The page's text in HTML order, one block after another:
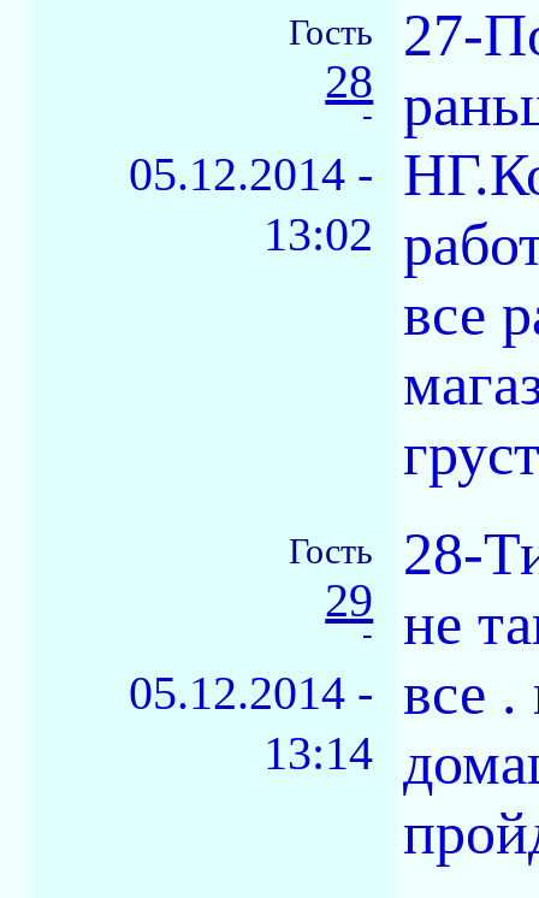
Гость
28
-
05.12.2014 -
13:02
27-
все
Гость
29
-
05.12.2014 -
13:14
28-
не
все .